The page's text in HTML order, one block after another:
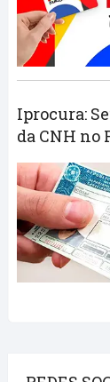
Iprocura:
da CNH no